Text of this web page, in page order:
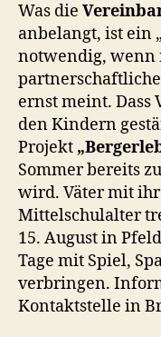
Was die
anbelangt, ist ein
notwendig, wenn
ernst meint. Dass
den Kindern
Projekt
Sommer bereits
wird. Väter mit
Mittelschulalter
15. August in
Tage mit Spiel,
verbringen.
Kontaktstelle in